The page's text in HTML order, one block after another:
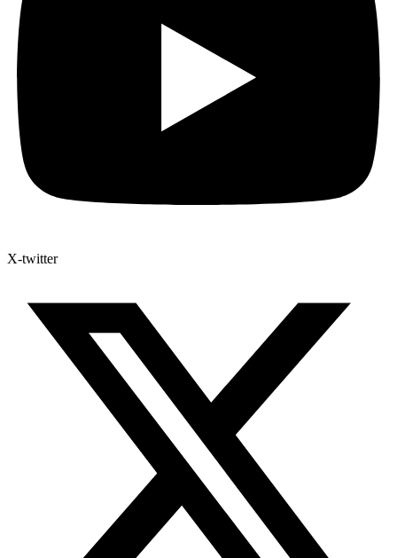
X-twitter